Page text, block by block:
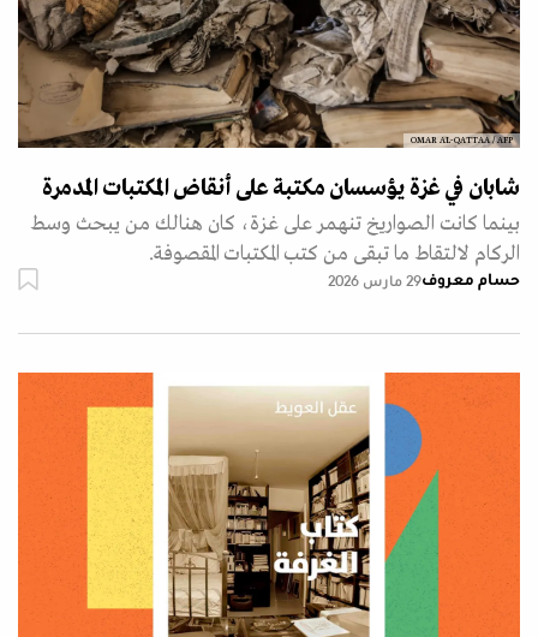
OMAR AL-QATTAA / AFP
شابان في غزة يؤسسان مكتبة على أنقاض المكتبات المدمرة
بينما كانت الصواريخ تنهمر على غزة، كان هنالك من يبحث وسط
الركام لالتقاط ما تبقى من كتب المكتبات المقصوفة.
حسام معروف29 مارس 2026